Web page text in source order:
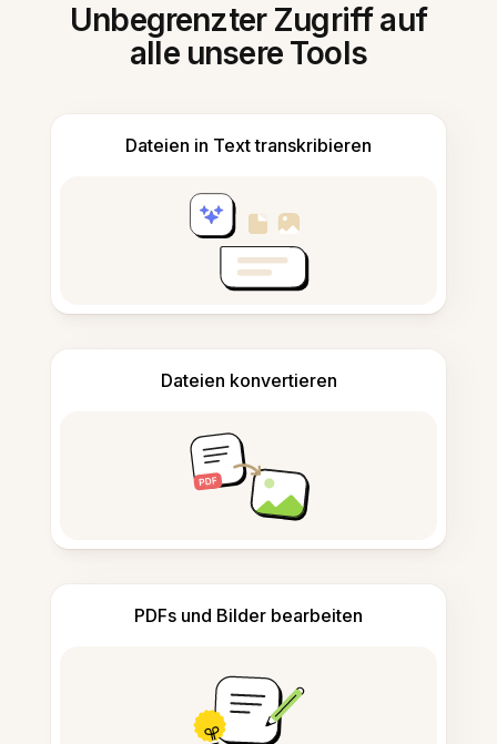
Unbegrenzter Zugriff auf
alle unsere Tools
Dateien in Text transkribieren
Dateien konvertieren
PDFs und Bilder bearbeiten